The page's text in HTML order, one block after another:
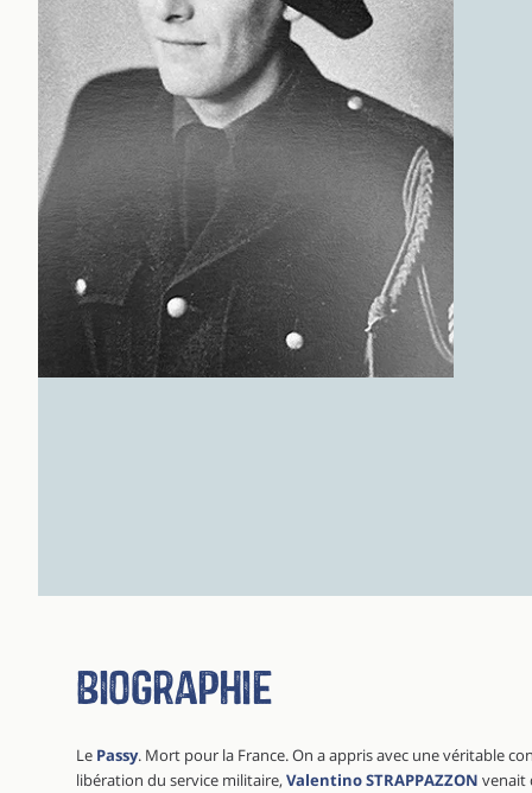
Biographie
Le Passy. Mort pour la France. On a appris avec une véritable
libération du service militaire,Valentino STRAPPAZZON venait